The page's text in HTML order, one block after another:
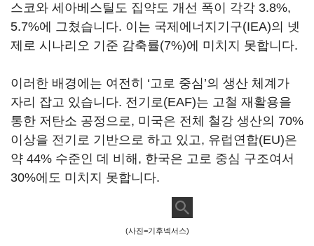
스코와 세아베스틸도 집약도 개선 폭이 각각 3.8%,
5.7%에 그쳤습니다. 이는 국제에너지기구(IEA)의 넷
제로 시나리오 기준 감축률(7%)에 미치지 못합니다.
이러한 배경에는 여전히 ‘고로 중심’의 생산 체계가
자리 잡고 있습니다. 전기로(EAF)는 고철 재활용을
통한 저탄소 공정으로, 미국은 전체 철강 생산의 70%
이상을 전기로 기반으로 하고 있고, 유럽연합(EU)은
약 44% 수준인 데 비해, 한국은 고로 중심 구조여서
30%에도 미치지 못합니다.
(사진=기후넥서스)